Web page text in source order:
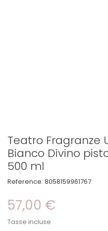
Teatro Fragranze
Bianco Divino
500 ml
Reference: 8058159961767
57,00 €
Tasse incluse